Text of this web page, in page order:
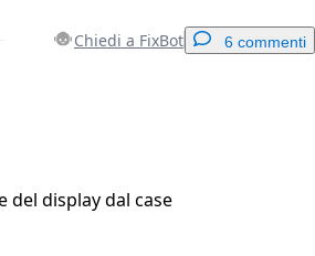
Chiedi a FixBot 6 commenti
del display dal case